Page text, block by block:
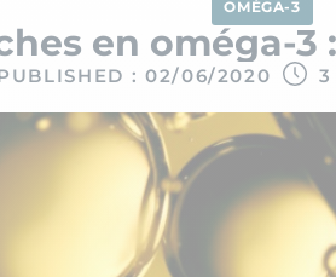
OMÉGA-3
en oméga-3
: 02/06/2020 3